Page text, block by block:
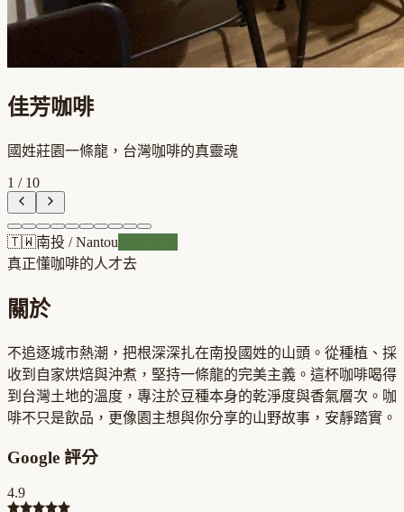
佳芳咖啡
國姓莊園一條龍，台灣咖啡的真靈魂
1 / 10
🇹🇼南投 /Nantou
真正懂咖啡的人才去
關於
不追逐城市熱潮，把根深深扎在南投國姓的山頭。從種植、採
收到自家烘焙與沖煮，堅持一條龍的完美主義。這杯咖啡喝得
到台灣土地的溫度，專注於豆種本身的乾淨度與香氣層次。咖
啡不只是飲品，更像園主想與你分享的山野故事，安靜踏實。
Google 評分
4.9